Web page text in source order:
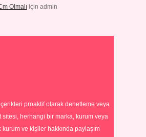
Olmalıiçin admin
proaktif olarak denetleme veya
sitesi, herhangi bir marka, kurum veya
ve kişiler hakkında paylaşım